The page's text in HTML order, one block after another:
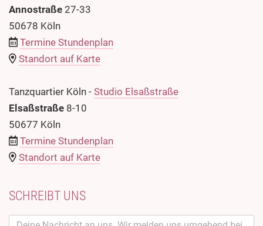
Annostraße 27-33
50678 Köln
Termine Stundenplan
Standort auf Karte
Tanzquartier Köln - Studio Elsaßstraße
Elsaßstraße 8-10
50677 Köln
Termine Stundenplan
Standort auf Karte
SCHREIBT UNS